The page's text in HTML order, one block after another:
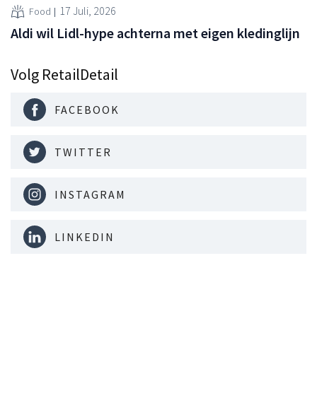
Food 17 Juli, 2026
Aldi wil Lidl-hype achterna met eigen kledinglijn
Volg RetailDetail
FACEBOOK
TWITTER
INSTAGRAM
LINKEDIN